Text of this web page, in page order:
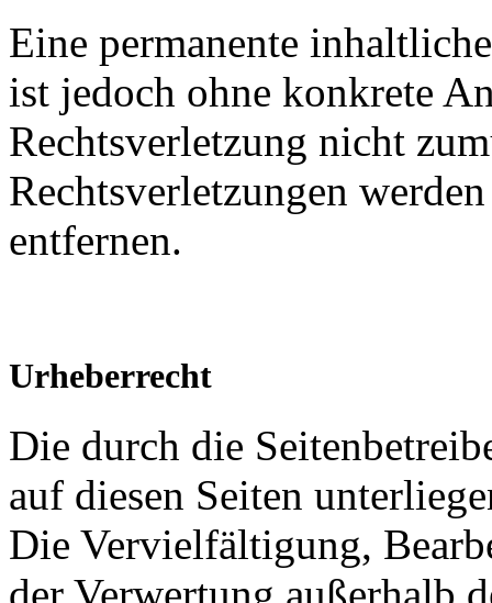
Eine permanente
ist jedoch ohne konkrete
Rechtsverletzung nicht
Rechtsverletzungen
entfernen.
Urheberrecht
Die durch die
auf diesen Seiten
Die Vervielfältigung,